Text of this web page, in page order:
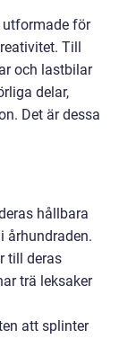
utformade för
Till
och lastbilar
delar,
Det är dessa
hållbara
århundraden.
till deras
trä leksaker
att splinter